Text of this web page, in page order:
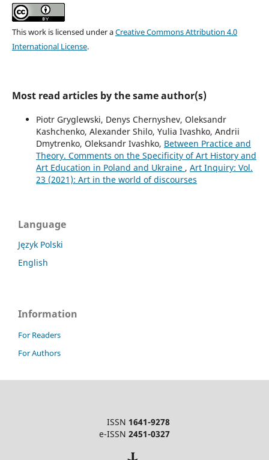
This work is licensed under aCreative Commons Attribution 4.0
International License.
Most read articles by the same author(s)
Piotr Gryglewski, Denys Chernyshev, Oleksandr
Kashchenko, Alexander Shilo, Yuliа Ivashko, Andrii
Dmytrenko, Oleksandr Ivashko, Between Practice and
Theory. Comments on the Specificity of Art History and
Art Education in Poland and Ukraine , Art Inquiry: Vol.
23 (2021): Art in the world of discourses
Language
Język Polski
English
Information
For Readers
For Authors
ISSN 1641-9278
e-ISSN 2451-0327